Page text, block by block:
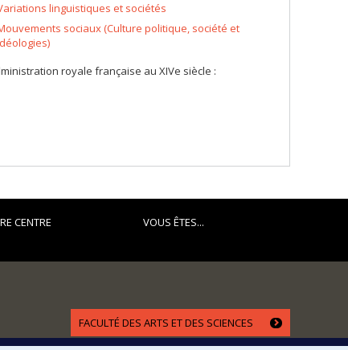
linguistiques et sociétés
sociaux (Culture politique, société et
royale française au XIVe siècle :
CENTRE VOUS ÊTES...
FACULTÉ DES ARTS ET DES SCIENCES